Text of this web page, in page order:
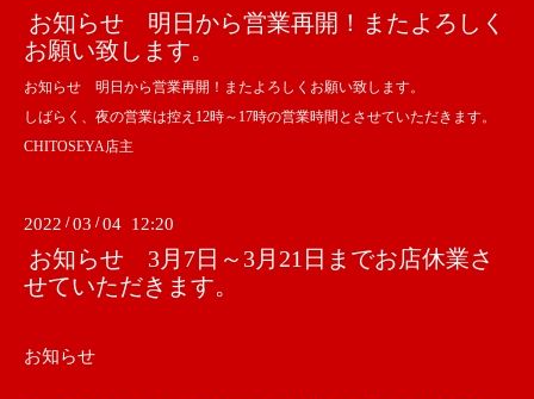
お知らせ 明日から営業再開！またよろしく
お願い致します。
お知らせ 明日から営業再開！またよろしくお願い致します。
しばらく、夜の営業は控え12時～17時の営業時間とさせていただきます。
CHITOSEYA店主
2022 /03 /04 12:20
お知らせ 3月7日～3月21日までお店休業さ
せていただきます。
お知らせ